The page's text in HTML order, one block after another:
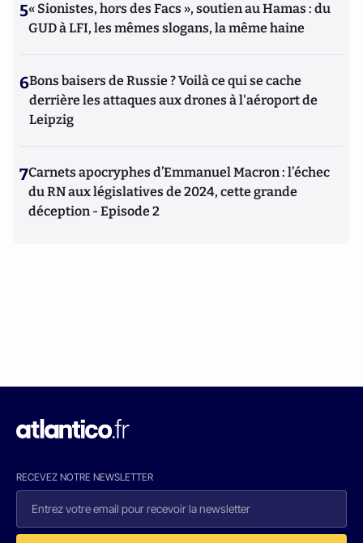
5« Sionistes, hors des Facs », soutien au Hamas : du
GUD à LFI, les mêmes slogans, la même haine
6Bons baisers de Russie ? Voilà ce qui se cache
derrière les attaques aux drones à l'aéroport de
Leipzig
7Carnets apocryphes d’Emmanuel Macron : l’échec
du RN aux législatives de 2024, cette grande
déception - Episode 2
RECEVEZ NOTRE NEWSLETTER